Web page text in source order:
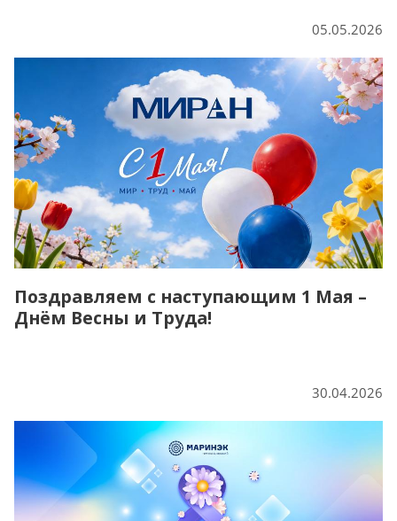
05.05.2026
Поздравляем с наступающим 1 Мая –
Днём Весны и Труда!
30.04.2026